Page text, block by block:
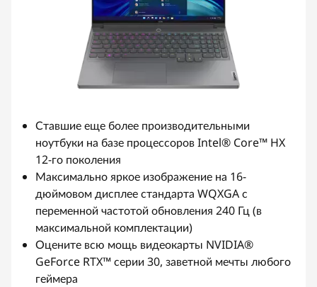
Ставшие еще более производительными
ноутбуки на базе процессоров Intel® Core™ HX
12-го поколения
Максимально яркое изображение на 16-
дюймовом дисплее стандарта WQXGA с
переменной частотой обновления 240 Гц (в
максимальной комплектации)
Оцените всю мощь видеокарты NVIDIA®
GeForce RTX™ серии 30, заветной мечты любого
геймера